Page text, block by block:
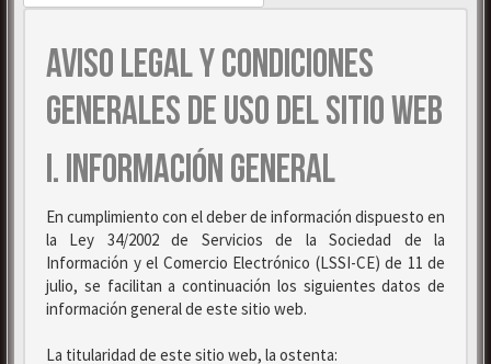
AVISO LEGAL Y CONDICIONES
GENERALES DE USO DEL SITIO WEB
I. INFORMACIÓN GENERAL
En cumplimiento con el deber de información dispuesto en
la Ley 34/2002 de Servicios de la Sociedad de la
Información y el Comercio Electrónico (LSSI-CE) de 11 de
julio, se facilitan a continuación los siguientes datos de
información general de este sitio web.
La titularidad de este sitio web, la ostenta: